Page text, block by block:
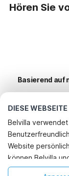
DIESE
Belvilla
Website
können Belvilla
außerhalb
Hören Sie
Basierend auf
Beliebteste
Top-Städte mit
Ferienhaus mit
Ferienhaus am See
Beliebte
Ferienhaus mit